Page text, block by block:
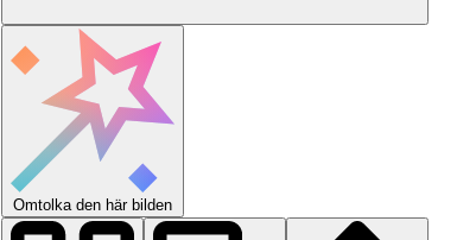
Omtolka den här bilden